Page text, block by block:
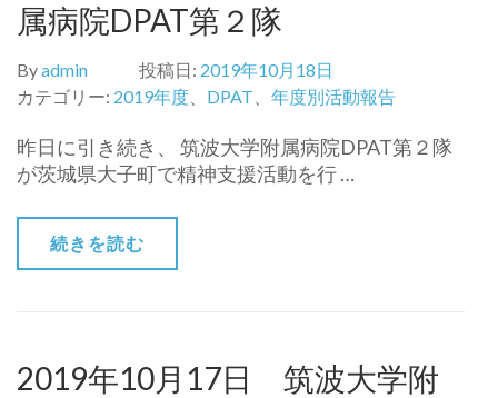
属病院DPAT第２隊
Byadmin 投稿日: 2019年10月18日
カテゴリー: 2019年度 DPAT 年度別活動報告
昨日に引き続き、 筑波大学附属病院DPAT第２隊
が茨城県大子町で精神支援活動を行 …
続きを読む
2019年10月17日 筑波大学附